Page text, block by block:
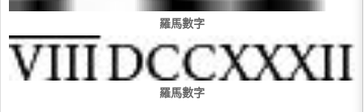
羅馬數字
羅馬數字